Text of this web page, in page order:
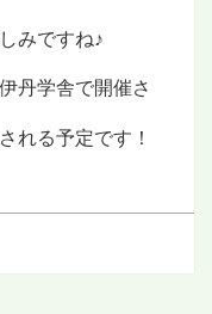
みですね♪
丹学舎で開催さ
れる予定です！